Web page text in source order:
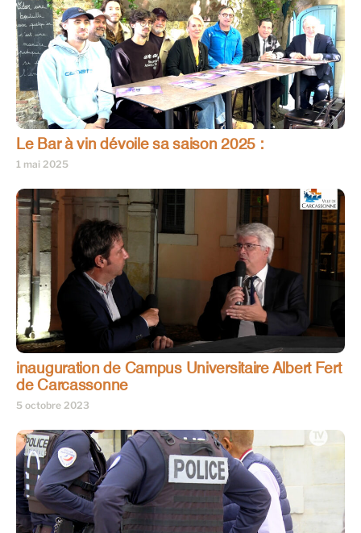
Le Bar à vin dévoile sa saison 2025 :
1 mai 2025
inauguration de Campus Universitaire Albert Fert
de Carcassonne
5 octobre 2023